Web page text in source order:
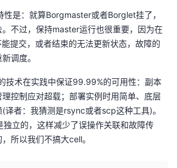
是：就算Borgmaster或者Borglet挂了，
不过，保持master运行也很重要，因为在
提交，或者结束的无法更新状态，故障的
调度。
技术在实践中保证99.99%的可用性：副本
控制应对超载；部署实例时用简单、底层
译者：我猜测是rsync或者scp这种工具)。
立的，这样减少了误操作关联和故障传
所以我们不搞大cell。